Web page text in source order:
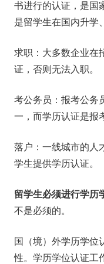
书进行的认证，是国
是留学生在国内升学
求职：大多数企业在
证，否则无法入职。
考公务员： 报考公务
一，而学历认证是报
落户：一线城市的人
学生提供学历认证。
留学生必须进行学历
不是必须的。
国（境）外学历学位
性。学历学位认证工